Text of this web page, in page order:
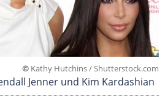
© Kathy Hutchins / Shutterstock.com
Jenner und Kim Kardashian